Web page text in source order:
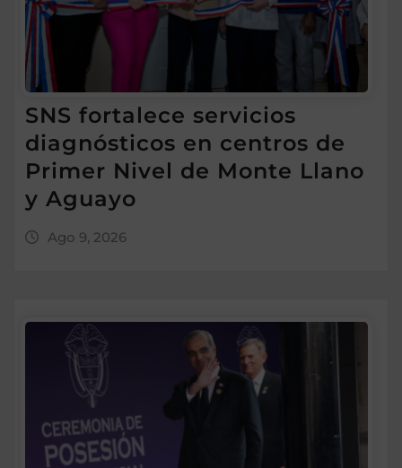
SNS fortalece servicios
diagnósticos en centros de
Primer Nivel de Monte Llano
y Aguayo
Ago 9, 2026